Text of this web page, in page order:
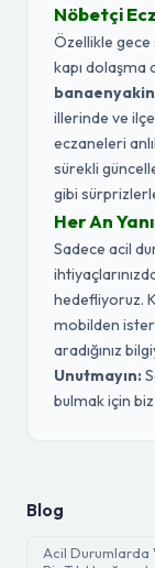
Nöbetçi
Özellikle gece
kapı dolaşma
illerinde ve
eczaneleri
sürekli
gibi
Her An
Sadece acil
hedefliyoruz.
mobilden
aradığınız
Unutmayın:
bulmak için
Blog
Acil Durumlarda